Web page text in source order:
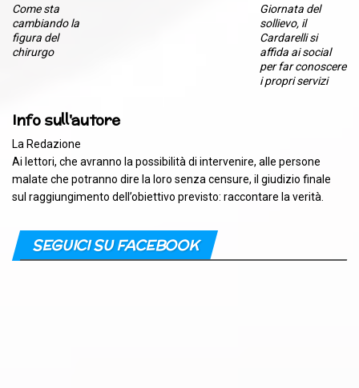
Come sta
cambiando la
figura del
chirurgo
Giornata del
sollievo, il
Cardarelli si
affida ai social
per far conoscere
i propri servizi
Info sull'autore
La Redazione
Ai lettori, che avranno la possibilità di intervenire, alle persone
malate che potranno dire la loro senza censure, il giudizio finale
sul raggiungimento dell’obiettivo previsto: raccontare la verità.
SEGUICI SU FACEBOOK